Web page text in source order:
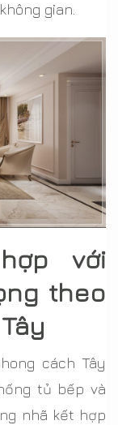
gian.
với
theo
cách Tây
tủ bếp và
nhã kết hợp